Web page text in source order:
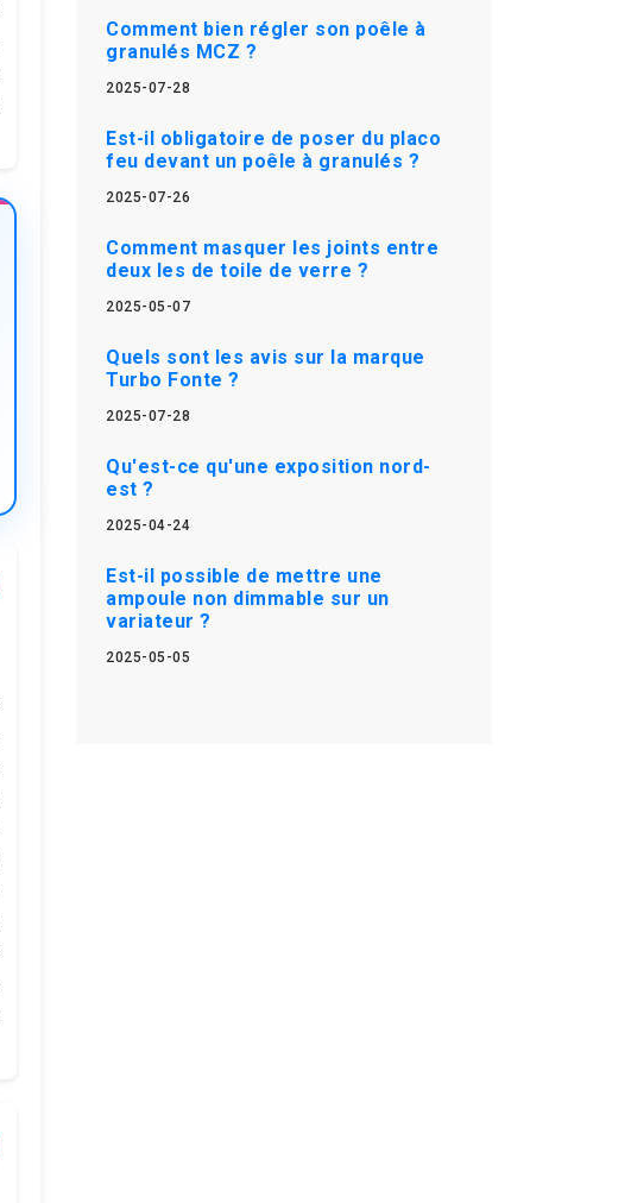
Comment bien régler son poêle à
granulés MCZ ?
2025-07-28
Est-il obligatoire de poser du placo
feu devant un poêle à granulés ?
2025-07-26
Comment masquer les joints entre
deux les de toile de verre ?
2025-05-07
Quels sont les avis sur la marque
Turbo Fonte ?
2025-07-28
Qu'est-ce qu'une exposition nord-
est ?
2025-04-24
Est-il possible de mettre une
ampoule non dimmable sur un
variateur ?
2025-05-05